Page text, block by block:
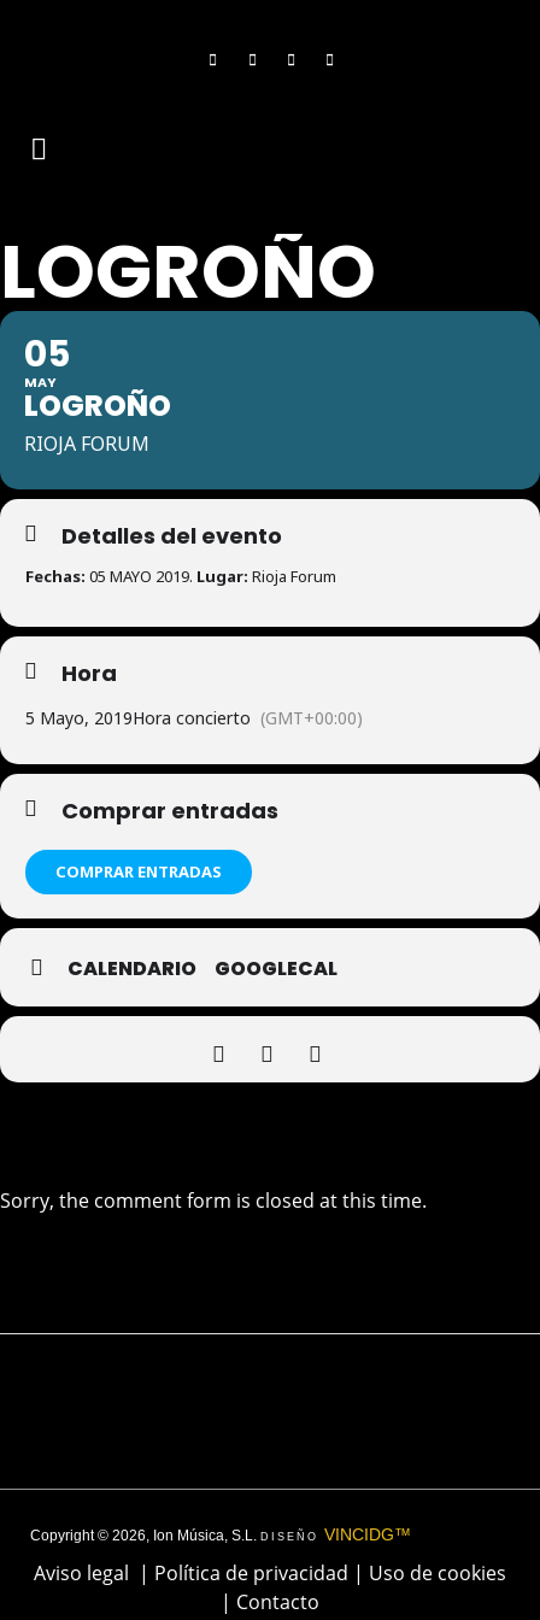
LOGROÑO
05
MAY
LOGROÑO
RIOJA FORUM
Detalles del evento
Fechas: 05 MAYO 2019. Lugar: Rioja Forum
Hora
5 Mayo, 2019Hora concierto (GMT+00:00)
Comprar entradas
COMPRAR ENTRADAS
CALENDARIO GOOGLECAL
Sorry, the comment form is closed at this time.
Copyright © 2026, Ion Música, S.L. DISEÑO VINCIDG™
Aviso legal | Política de privacidad | Uso de cookies
| Contacto